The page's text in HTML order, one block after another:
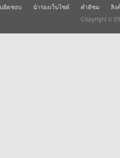
ผิดชอบ นำร่องเว็บไซต์ คำติชม
ลิง
Copyright ©